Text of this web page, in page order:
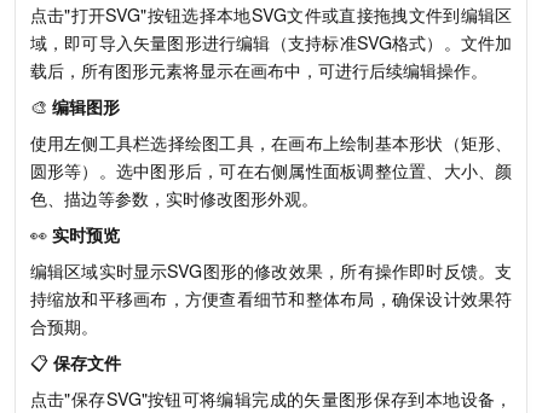
点击"打开SVG"按钮选择本地SVG文件或直接拖拽文件到编辑区
域，即可导入矢量图形进行编辑（支持标准SVG格式）。文件加
载后，所有图形元素将显示在画布中，可进行后续编辑操作。
🎨 编辑图形
使用左侧工具栏选择绘图工具，在画布上绘制基本形状（矩形、
圆形等）。选中图形后，可在右侧属性面板调整位置、大小、颜
色、描边等参数，实时修改图形外观。
👀 实时预览
编辑区域实时显示SVG图形的修改效果，所有操作即时反馈。支
持缩放和平移画布，方便查看细节和整体布局，确保设计效果符
合预期。
📋 保存文件
点击"保存SVG"按钮可将编辑完成的矢量图形保存到本地设备，